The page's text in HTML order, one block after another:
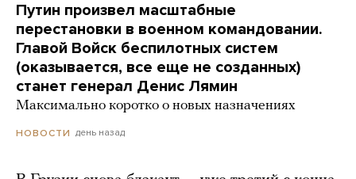
Путин произвел масштабные
перестановки в военном командовании.
Главой Войск беспилотных систем
(оказывается, все еще не созданных)
станет генерал Денис Лямин
Максимально коротко о новых назначениях
НОВОСТИ день назад